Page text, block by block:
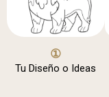
①
Tu Diseño o Ideas